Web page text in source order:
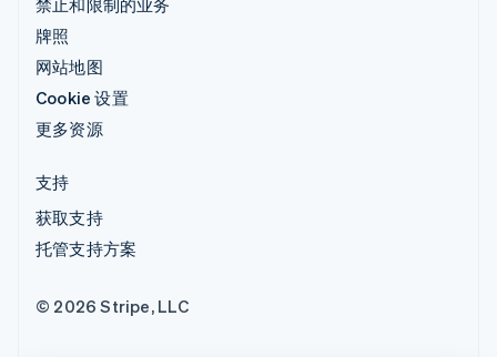
牌照
网站地图
Cookie 设置
更多资源
支持
获取支持
托管支持方案
© 2026 Stripe, LLC